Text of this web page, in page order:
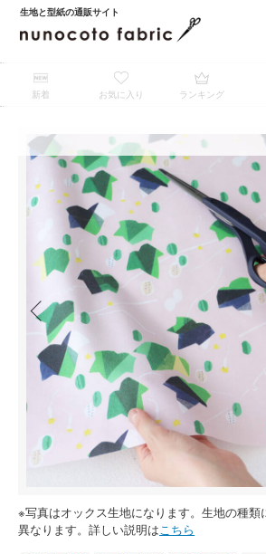
生地と型紙の通販サイト
新着 お気に入り ランキング
※写真はオックス生地になります。生地の種類
異なります。詳しい説明はこちら